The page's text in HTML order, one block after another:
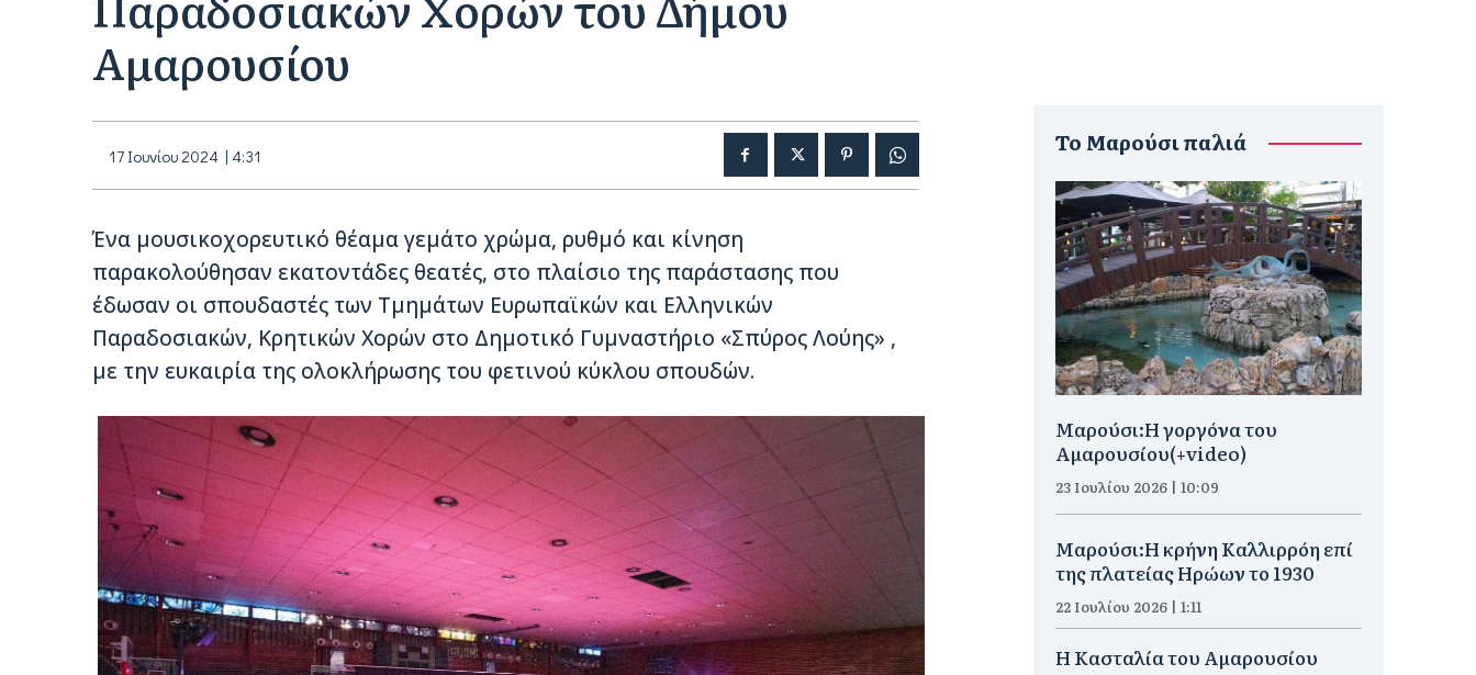
Αμαρουσίου
17 Ιουνίου 2024 | 4:31
Ένα μουσικοχορευτικό θέαμα γεμάτο χρώμα, ρυθμό και κίνηση
παρακολούθησαν εκατοντάδες θεατές, στο πλαίσιο της παράστασης που
έδωσαν οι σπουδαστές των Τμημάτων Ευρωπαϊκών και Ελληνικών
Παραδοσιακών, Κρητικών Χορών στο Δημοτικό Γυμναστήριο «Σπύρος Λούης» ,
με την ευκαιρία της ολοκλήρωσης του φετινού κύκλου σπουδών.
To Μαρούσι παλιά
Μαρούσι:H γοργόνα του
Αμαρουσίου(+video)
23 Ιουλίου 2026 | 10:09
Μαρούσι:Η κρήνη Καλλιρρόη επί
της πλατείας Ηρώων το 1930
22 Ιουλίου 2026 | 1:11
Η Κασταλία του Αμαρουσίου